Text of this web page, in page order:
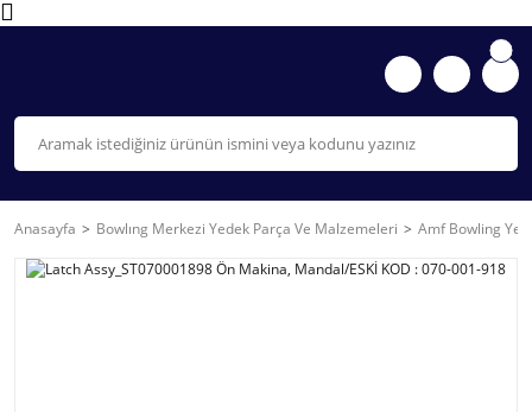
Anasayfa Bowlıng Merkezi Yedek Parça Ve Malzemeleri Amf Bowling